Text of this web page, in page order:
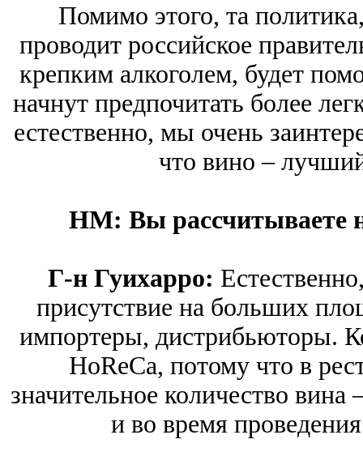
Помимо этого, та
проводит российское
крепким алкоголем, будет
начнут предпочитать более
естественно, мы очень
что вино –
HM: Вы рассчитываете
Г-н Гуихарро:
присутствие на больших
импортеры, дистрибьюторы.
HoReCa, потому что в
значительное количество вина
и во время